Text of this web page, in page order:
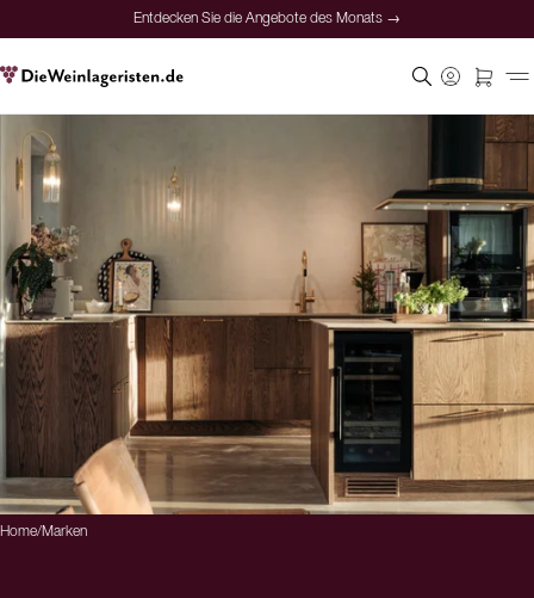
Entdecken Sie die Angebote des Monats →
Home/Marken